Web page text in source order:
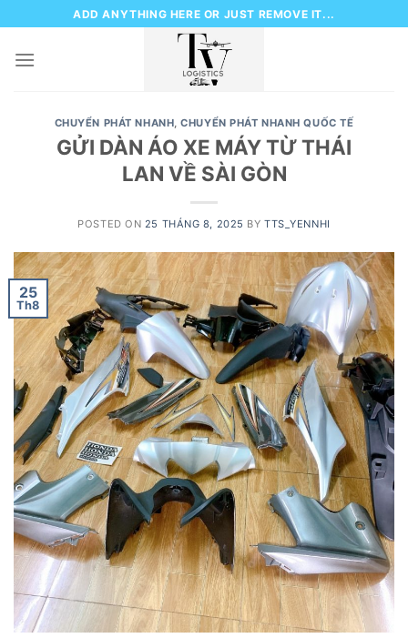
to
content
ADD ANYTHING HERE OR JUST REMOVE IT...
CHUYỂN PHÁT NHANH,CHUYỂN PHÁT NHANH QUỐC TẾ
GỬI DÀN ÁO XE MÁY TỪ THÁI
LAN VỀ SÀI GÒN
POSTED ON 25 THÁNG 8, 2025 BYTTS_YENNHI
25
Th8